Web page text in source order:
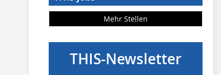
Mehr Stellen
THIS-Newsletter